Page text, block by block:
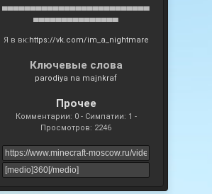
▄▄▄▄▄▄▄▄▄▄▄▄▄▄▄▄▄▄▄▄▄▄▄▄▄▄
▄▄▄▄▄▄▄▄▄▄▄▄▄▄▄
Я в вк:https://vk.com/im_a_nightmare
Ключевые слова
parodiya na majnkraf
Прочее
Комментарии: 0 - Симпатии: 1 -
Просмотров: 2246